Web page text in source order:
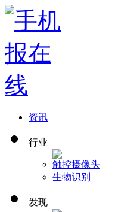
资讯
行业
触控摄像头
生物识别
发现